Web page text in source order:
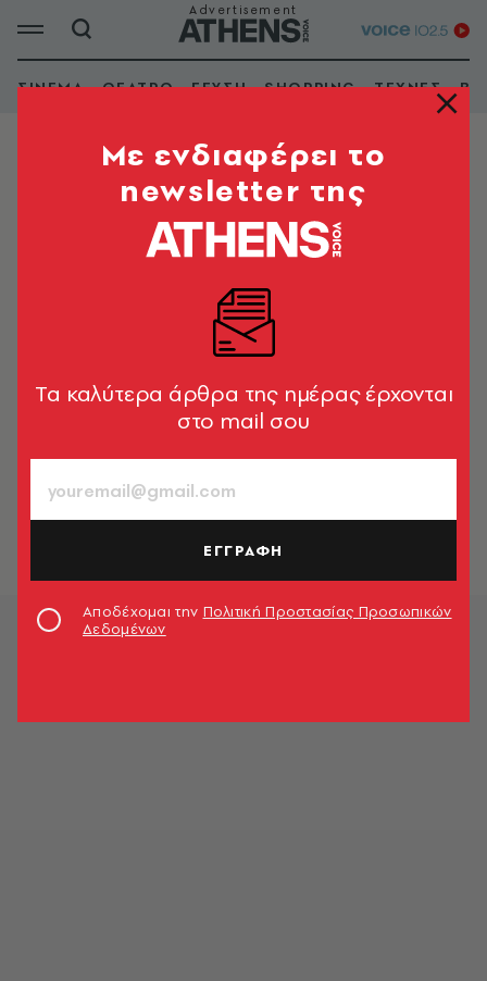
ΣΙΝΕΜΑ ΘΕΑΤΡΟ ΓΕΥΣΗ SHOPPING ΤΕΧΝΕΣ
Ρούσσος Νικόλαος
Mε ενδιαφέρει το
newsletter της
Tα καλύτερα άρθρα της ημέρας έρχονται
στο mail σου
ΕΓΓΡΑΦΗ
Αποδέχομαι την Πολιτική Προστασίας Προσωπικών
Δεδομένων